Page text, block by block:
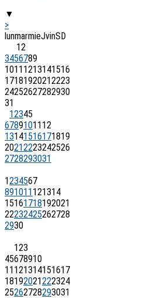
▼
>
lunmarmieJvinS D
12
3456789
1011 1213141516
17181920212223
24252627282930
31
12345
67891011 12
13141516171819
20212223242526
2728293031
1234567
891011 121314
15161718192021
22232425262728
2930
123
45678910
11 121314151617
18192021222324
25262728293031